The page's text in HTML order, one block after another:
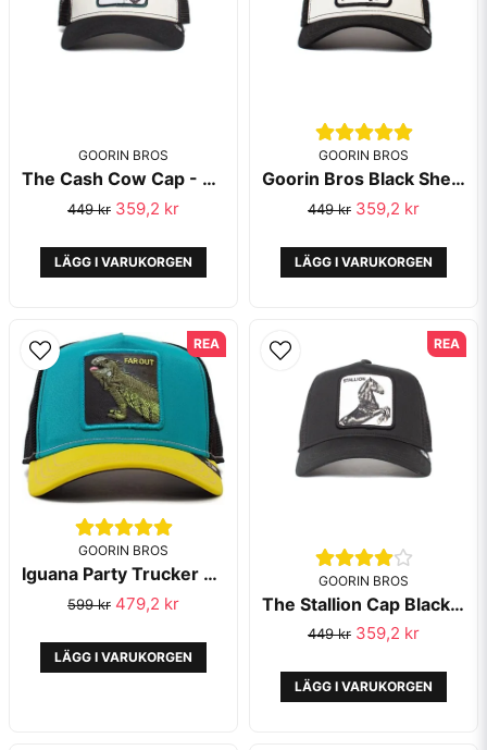
Skicka fråga
GOORIN BROS
The Cash Cow Cap - Goorin Bros
449 kr 359,2 kr
LÄGG I VARUKORGEN
GOORIN BROS
Goorin Bros Black Sheep Black White
449 kr 359,2 kr
LÄGG I VARUKORGEN
GOORIN BROS
Iguana Party Trucker Animal Farm - Goorin Bros
599 kr 479,2 kr
LÄGG I VARUKORGEN
REA
GOORIN BROS
The Stallion Cap Black - Goorin Bros
449 kr 359,2 kr
LÄGG I VARUKORGEN
REA